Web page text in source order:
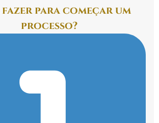
fazer para começar um
processo?